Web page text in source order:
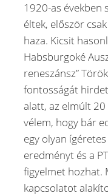
1920-as években
éltek, először
haza. Kicsit
Habsburgoké
reneszánsz”
fontosságát
alatt, az elmúlt 20
vélem, hogy bár
egy olyan
eredményt és a
figyelmet hozhat.
kapcsolatot